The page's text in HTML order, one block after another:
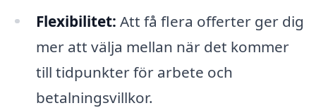
Flexibilitet: Att få flera offerter ger dig
mer att välja mellan när det kommer
till tidpunkter för arbete och
betalningsvillkor.